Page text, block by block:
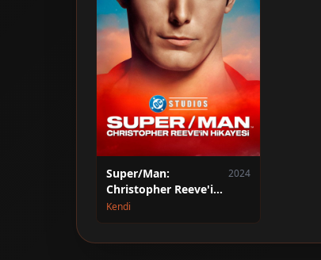
Super/Man:
Christopher Reeve'in
Hikâyesi
2024
Kendi